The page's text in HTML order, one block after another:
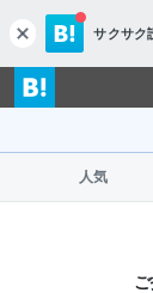
c
l
o
s
サクサク
人気